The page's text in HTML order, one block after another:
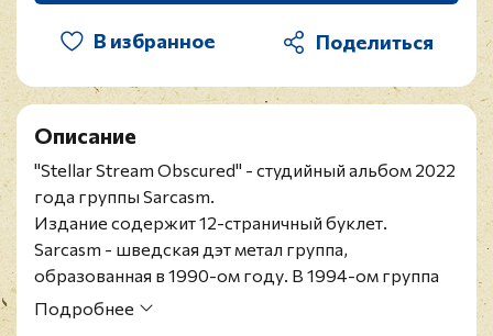
В избранное
Описание
"Stellar Stream Obscured" - студийный альбом 2022
года группы Sarcasm.
Издание содержит 12-страничный буклет.
Sarcasm - шведская дэт метал группа,
образованная в 1990-ом году. В 1994-ом группа
распалась, воссоединившись только в 2015-ом
Подробнее